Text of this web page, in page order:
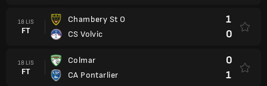
18 LIS
FT
Chambery St O
CS Volvic
1
0
18 LIS
FT
Colmar
CA Pontarlier
0
1